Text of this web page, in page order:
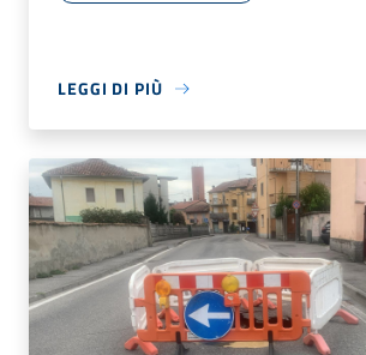
LEGGI DI PIÙ